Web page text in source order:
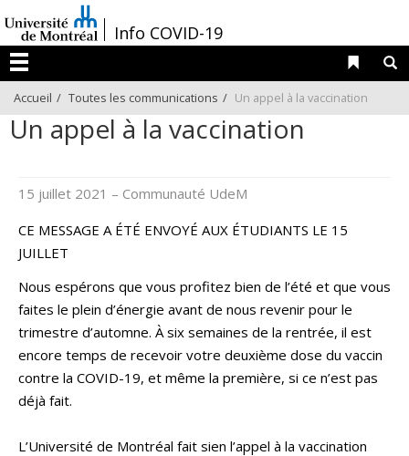
au
contenu
/Info COVID-19
Menu
Liens
Accueil Toutes les communications Un appel à la vaccination
Un appel à la vaccination
15 juillet 2021 – Communauté UdeM
CE MESSAGE A ÉTÉ ENVOYÉ AUX ÉTUDIANTS LE 15
JUILLET
Nous espérons que vous profitez bien de l’été et que vous
faites le plein d’énergie avant de nous revenir pour le
trimestre d’automne. À six semaines de la rentrée, il est
encore temps de recevoir votre deuxième dose du vaccin
contre la COVID-19, et même la première, si ce n’est pas
déjà fait.
L’Université de Montréal fait sien l’appel à la vaccination